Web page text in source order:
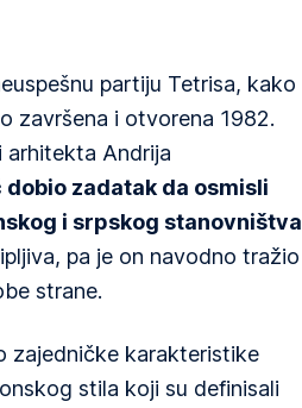
partiju Tetrisa, kako
završena i otvorena 1982.
arhitekta Andrija
zadatak da osmisli
i srpskog stanovništva
pa je on navodno tražio
strane.
zajedničke karakteristike
stila koji su definisali